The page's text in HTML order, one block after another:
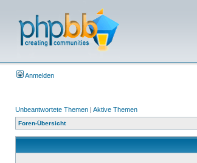
Anmelden
Unbeantwortete Themen | Aktive Themen
Foren-Übersicht